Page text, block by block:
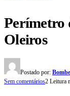
Perímetro
Oleiros
Postado por:
Sem comentários2 Leitura